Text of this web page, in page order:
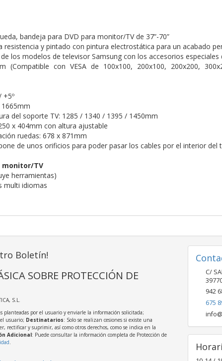
bandeja para DVD para monitor/TV de 37”-70”
resistencia y pintado con pintura electrostática para un acabado
los modelos de televisor Samsung con los accesorios
(Compatible con VESA de 100x100, 200x100, 200x200,
+5º
del soporte TV: 1285 / 1340 / 1395 / 1450mm
x 404mm con altura ajustable
ruedas: 678 x 871mm
de unos orificios para poder pasar los cables por el interior del
monitor/TV
herramientas)
multi idiomas
Boletín!
SOBRE PROTECCIÓN DE
S.L.
planteadas por el usuario y enviarle la información solicitada;
usuario; Destinatarios: Solo se realizan cesiones si existe una
rectificar y suprimir, así como otros derechos, como se indica en la
Adicional: Puede consultar la información completa de Protección de
.
C/
942
675